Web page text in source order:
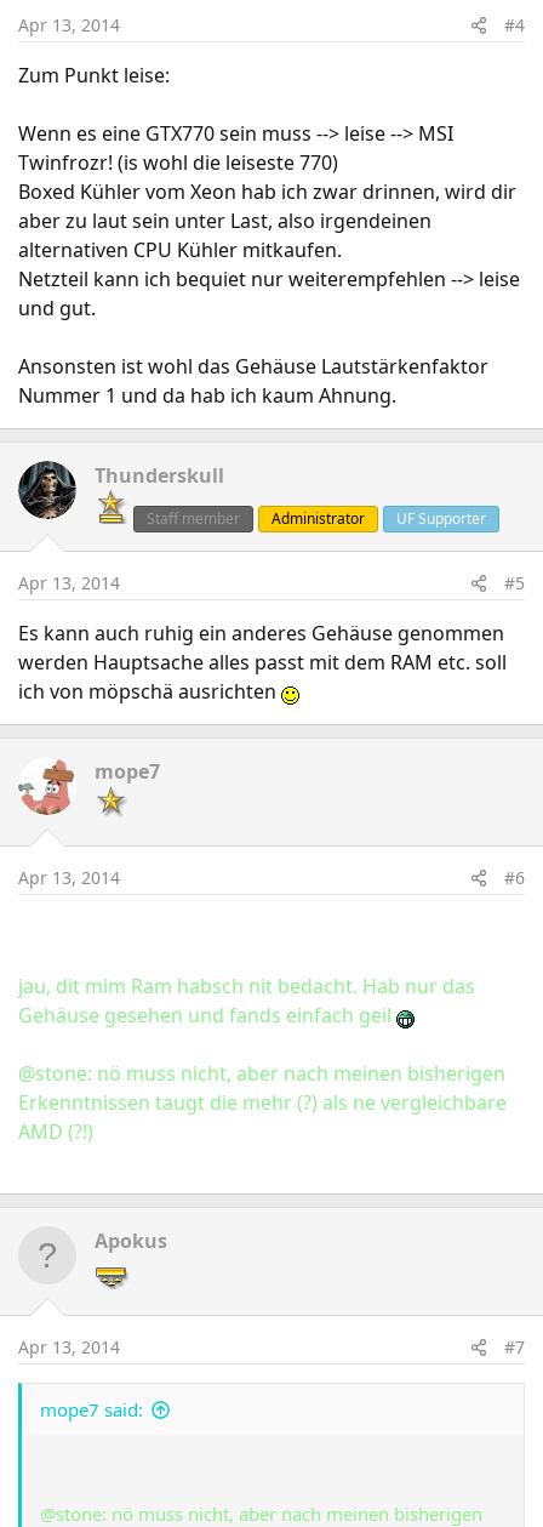
Apr 13, 2014 #4
Zum Punkt leise:
Wenn es eine GTX770 sein muss --> leise --> MSI
Twinfrozr! (is wohl die leiseste 770)
Boxed Kühler vom Xeon hab ich zwar drinnen, wird dir
aber zu laut sein unter Last, also irgendeinen
alternativen CPU Kühler mitkaufen.
Netzteil kann ich bequiet nur weiterempfehlen --> leise
und gut.
Ansonsten ist wohl das Gehäuse Lautstärkenfaktor
Nummer 1 und da hab ich kaum Ahnung.
Thunderskull
Staff member Administrator UF Supporter
Apr 13, 2014 #5
Es kann auch ruhig ein anderes Gehäuse genommen
werden Hauptsache alles passt mit dem RAM etc. soll
ich von möpschä ausrichten
mope7
Apr 13, 2014 #6
jau, dit mim Ram habsch nit bedacht. Hab nur das
Gehäuse gesehen und fands einfach geil
@stone: nö muss nicht, aber nach meinen bisherigen
Erkenntnissen taugt die mehr (?) als ne vergleichbare
AMD (?!)
Apokus
Apr 13, 2014 #7
mope7 said:
@stone: nö muss nicht, aber nach meinen bisherigen